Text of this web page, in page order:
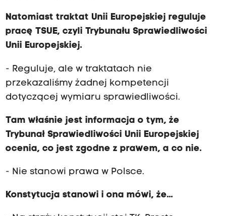
Natomiast traktat Unii Europejskiej reguluje
pracę TSUE, czyli Trybunału Sprawiedliwości
Unii Europejskiej.
- Reguluje, ale w traktatach nie
przekazaliśmy żadnej kompetencji
dotyczącej wymiaru sprawiedliwości.
Tam właśnie jest informacja o tym, że
Trybunał Sprawiedliwości Unii Europejskiej
ocenia, co jest zgodne z prawem, a co nie.
- Nie stanowi prawa w Polsce.
Konstytucja stanowi i ona mówi, że...